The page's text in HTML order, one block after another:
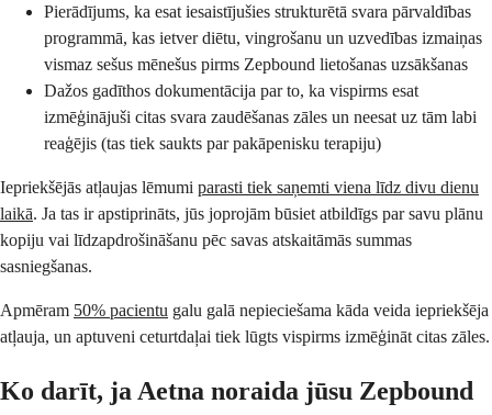
Pierādījums, ka esat iesaistījušies strukturētā svara pārvaldības
programmā, kas ietver diētu, vingrošanu un uzvedības izmaiņas
vismaz sešus mēnešus pirms Zepbound lietošanas uzsākšanas
Dažos gadīthos dokumentācija par to, ka vispirms esat
izmēģinājuši citas svara zaudēšanas zāles un neesat uz tām labi
reaģējis (tas tiek saukts par pakāpenisku terapiju)
Iepriekšējās atļaujas lēmumi parasti tiek saņemti viena līdz divu dienu
laikā. Ja tas ir apstiprināts, jūs joprojām būsiet atbildīgs par savu plānu
kopiju vai līdzapdrošināšanu pēc savas atskaitāmās summas
sasniegšanas.
Apmēram 50% pacientu galu galā nepieciešama kāda veida iepriekšēja
atļauja, un aptuveni ceturtdaļai tiek lūgts vispirms izmēģināt citas zāles.
Ko darīt, ja Aetna noraida jūsu Zepbound